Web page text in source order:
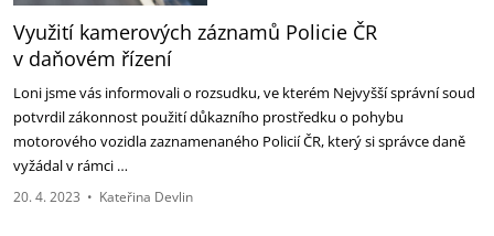
Využití kamerových záznamů Policie ČR
v daňovém řízení
Loni jsme vás informovali o rozsudku, ve kterém Nejvyšší správní soud
potvrdil zákonnost použití důkazního prostředku o pohybu
motorového vozidla zaznamenaného Policií ČR, který si správce daně
vyžádal v rámci …
20. 4. 2023 • Kateřina Devlin